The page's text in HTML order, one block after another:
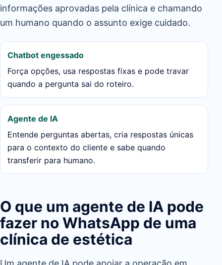
informações aprovadas pela clínica e chamando
um humano quando o assunto exige cuidado.
Chatbot engessado
Força opções, usa respostas fixas e pode travar
quando a pergunta sai do roteiro.
Agente de IA
Entende perguntas abertas, cria respostas únicas
para o contexto do cliente e sabe quando
transferir para humano.
O que um agente de IA pode
fazer no WhatsApp de uma
clínica de estética